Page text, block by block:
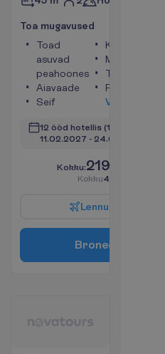
Toa mugavused
Toad
asuvad
peahoones
Aiavaade
Seif
Konditsioneer
Minikülmik
Telefon
Föön
V
12 ööd hotellis (14 ööd kokku)
11.02.2027 - 24.02.2027
Kokku:2195.00
Kokku4390.00
Lennu
Bronee